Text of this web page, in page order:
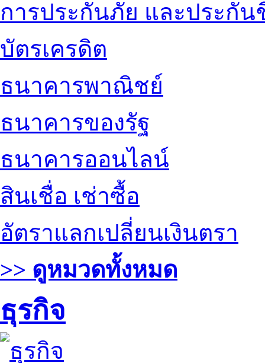
การประกันภัย และประกัน
บัตรเครดิต
ธนาคารพาณิชย์
ธนาคารของรัฐ
ธนาคารออนไลน์
สินเชื่อ เช่าซื้อ
อัตราแลกเปลี่ยนเงินตรา
>> ดูหมวดทั้งหมด
ธุรกิจ